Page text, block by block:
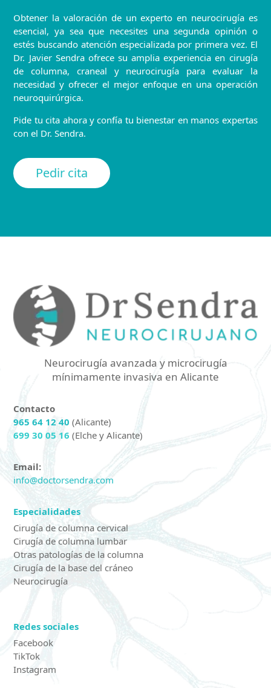
Obtener la valoración de un experto en neurocirugía es
esencial, ya sea que necesites una segunda opinión o
estés buscando atención especializada por primera vez. El
Dr. Javier Sendra ofrece su amplia experiencia en cirugía
de columna, craneal y neurocirugía para evaluar la
necesidad y ofrecer el mejor enfoque en una operación
neuroquirúrgica.
Pide tu cita ahora y confía tu bienestar en manos expertas
con el Dr. Sendra.
Pedir cita
Neurocirugía avanzada y microcirugía
mínimamente invasiva en Alicante
Contacto
965 64 12 40 (Alicante)
699 30 05 16 (Elche y Alicante)
Email:
info@doctorsendra.com
Especialidades
Cirugía de columna cervical
Cirugía de columna lumbar
Otras patologías de la columna
Cirugía de la base del cráneo
Neurocirugía
Redes sociales
Facebook
TikTok
Instagram